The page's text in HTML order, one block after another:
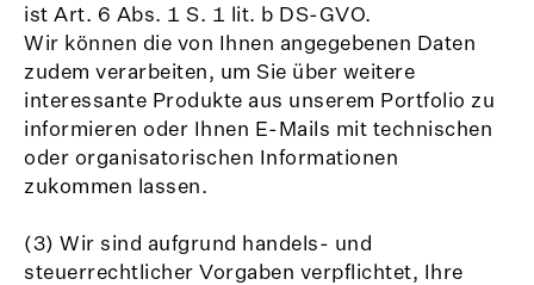
ist Art. 6 Abs. 1 S. 1 lit. b DS-GVO.
Wir können die von Ihnen angegebenen Daten
zudem verarbeiten, um Sie über weitere
interessante Produkte aus unserem Portfolio zu
informieren oder Ihnen E-Mails mit technischen
oder organisatorischen Informationen
zukommen lassen.
(3) Wir sind aufgrund handels- und
steuerrechtlicher Vorgaben verpflichtet, Ihre